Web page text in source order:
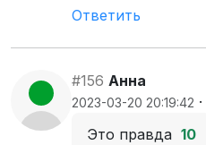
Ответить
#156 Анна
2023-03-20 20:19:42 ·
Это правда 10